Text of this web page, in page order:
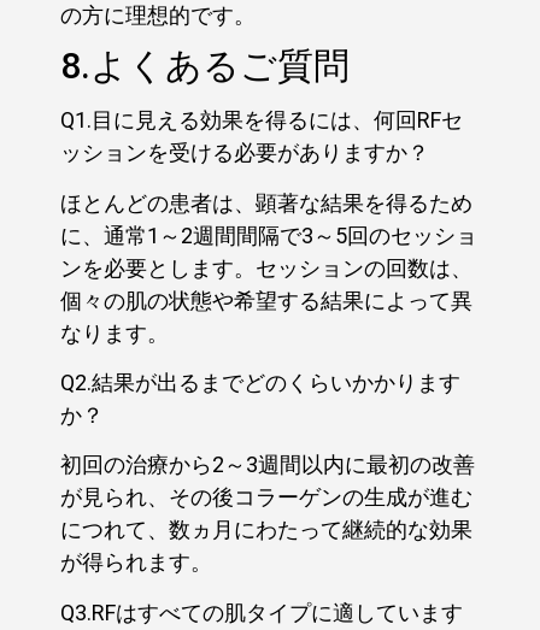
の方に理想的です。
8.よくあるご質問
Q1.目に見える効果を得るには、何回RFセ
ッションを受ける必要がありますか？
ほとんどの患者は、顕著な結果を得るため
に、通常1～2週間間隔で3～5回のセッショ
ンを必要とします。セッションの回数は、
個々の肌の状態や希望する結果によって異
なります。
Q2.結果が出るまでどのくらいかかります
か？
初回の治療から2～3週間以内に最初の改善
が見られ、その後コラーゲンの生成が進む
につれて、数ヵ月にわたって継続的な効果
が得られます。
Q3.RFはすべての肌タイプに適しています